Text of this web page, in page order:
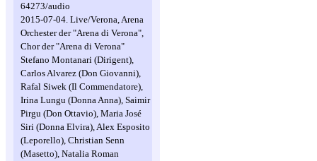
64273/audio
2015-07-04. Live/Verona, Arena
Orchester der "Arena di Verona",
Chor der "Arena di Verona"
Stefano Montanari (Dirigent),
Carlos Alvarez (Don Giovanni),
Rafal Siwek (Il Commendatore),
Irina Lungu (Donna Anna), Saimir
Pirgu (Don Ottavio), Maria José
Siri (Donna Elvira), Alex Esposito
(Leporello), Christian Senn
(Masetto), Natalia Roman